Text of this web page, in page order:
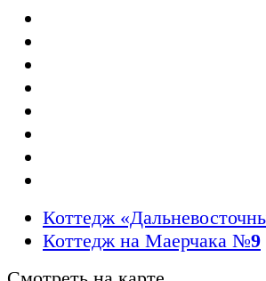
Коттедж
Коттедж на Маерчака №9